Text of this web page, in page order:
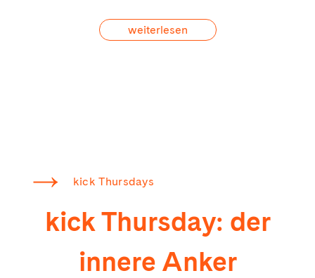
weiterlesen
kick Thursdays
kick Thursday: der
innere Anker